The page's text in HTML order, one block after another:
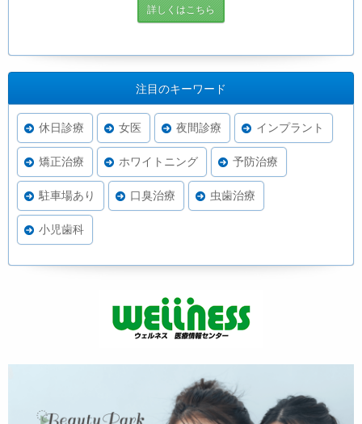
詳しくはこちら
注目のキーワード
休日診療 女医 夜間診療 インプラント
矯正治療 ホワイトニング 予防治療
駐車場あり 口臭治療 虫歯治療
小児歯科